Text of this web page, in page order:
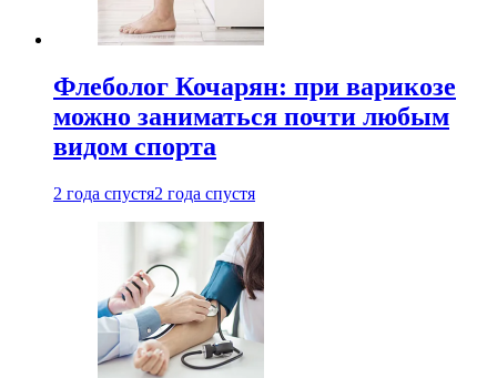
Флеболог Кочарян: при варикозе
можно заниматься почти любым
видом спорта
2 года спустя2 года спустя